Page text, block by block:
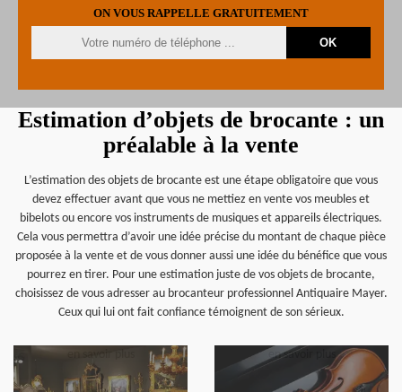
ON VOUS RAPPELLE GRATUITEMENT
Estimation d’objets de brocante : un
préalable à la vente
L’estimation des objets de brocante est une étape obligatoire que vous
devez effectuer avant que vous ne mettiez en vente vos meubles et
bibelots ou encore vos instruments de musiques et appareils électriques.
Cela vous permettra d’avoir une idée précise du montant de chaque pièce
proposée à la vente et de vous donner aussi une idée du bénéfice que vous
pourrez en tirer. Pour une estimation juste de vos objets de brocante,
choisissez de vous adresser au brocanteur professionnel Antiquaire Mayer.
Ceux qui lui ont fait confiance témoignent de son sérieux.
en savoir plus en savoir plus